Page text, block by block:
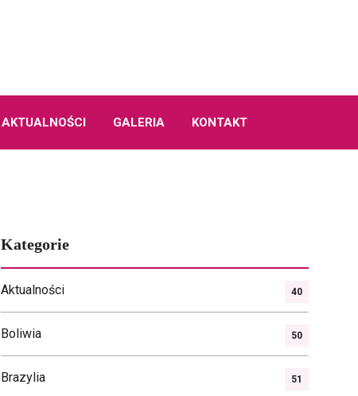
AKTUALNOŚCI GALERIA KONTAKT
Kategorie
Aktualności 40
Boliwia 50
Brazylia 51